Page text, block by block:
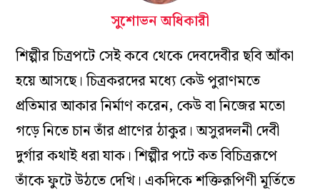
সুশোভন অধিকারী
শিল্পীর চিত্রপটে সেই কবে থেকে দেবদেবীর ছবি আঁকা
হয়ে আসছে।চিত্রকরদের মধ্যে কেউ পুরাণমতে
প্রতিমার আকার নির্মাণ করেন, কেউ বা নিজের মতো
গড়ে নিতে চান তাঁর প্রাণের ঠাকুর।অসুরদলনী দেবী
দুর্গার কথাই ধরা যাক।শিল্পীর পটে কত বিচিত্ররূপে
তাঁকে ফুটে উঠতে দেখি। একদিকে শক্তিরূপিণী মূর্তিতে